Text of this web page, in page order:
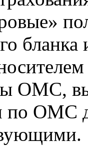
бланка
ОМС,
по ОМС